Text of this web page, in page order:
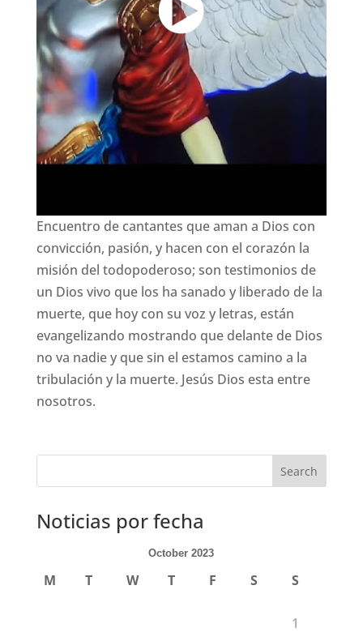
Encuentro de cantantes que aman a Dios con
convicción, pasión, y hacen con el corazón la
misión del todopoderoso; son testimonios de
un Dios vivo que los ha sanado y liberado de la
muerte, que hoy con su voz y letras, están
evangelizando mostrando que delante de Dios
no va nadie y que sin el estamos camino a la
tribulación y la muerte. Jesús Dios esta entre
nosotros.
Noticias por fecha
October 2023
M T W T F S S
1